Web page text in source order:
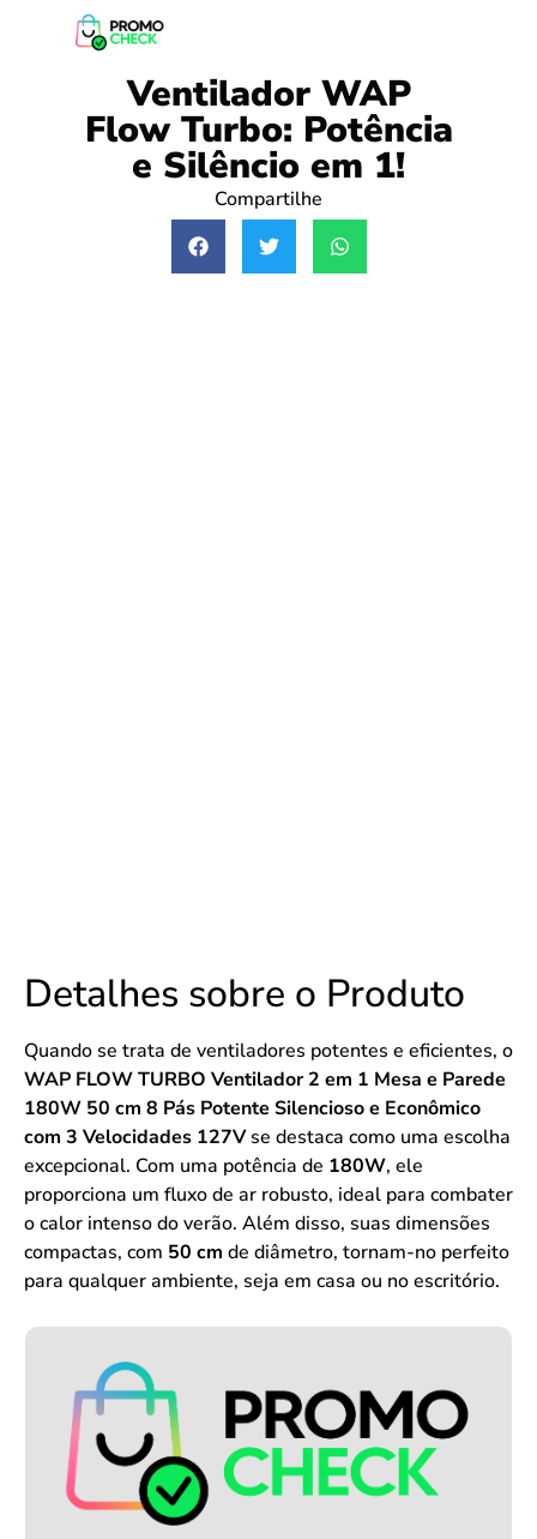
Ventilador WAP
Flow Turbo: Potência
e Silêncio em 1!
Compartilhe
Detalhes sobre o Produto
Quando se trata de ventiladores potentes e eficientes, o
WAP FLOW TURBO Ventilador 2 em 1 Mesa e Parede
180W 50 cm 8 Pás Potente Silencioso e Econômico
com 3 Velocidades 127Vse destaca como uma escolha
excepcional. Com uma potência de 180W, ele
proporciona um fluxo de ar robusto, ideal para combater
o calor intenso do verão. Além disso, suas dimensões
compactas, com 50 cm de diâmetro, tornam-no perfeito
para qualquer ambiente, seja em casa ou no escritório.